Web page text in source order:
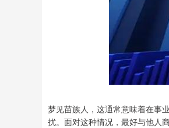
梦见苗族人，这通常意味着在事
扰。面对这种情况，最好与他人